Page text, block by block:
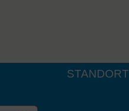
STANDORT